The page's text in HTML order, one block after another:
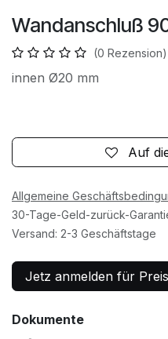
Wandanschluß
(0 Rezension)
innen Ø20 mm
Auf
Allgemeine
30-Tage-Geld-zurück-
Versand: 2-3 Geschäftstage
Jetz anmelden für
Dokumente